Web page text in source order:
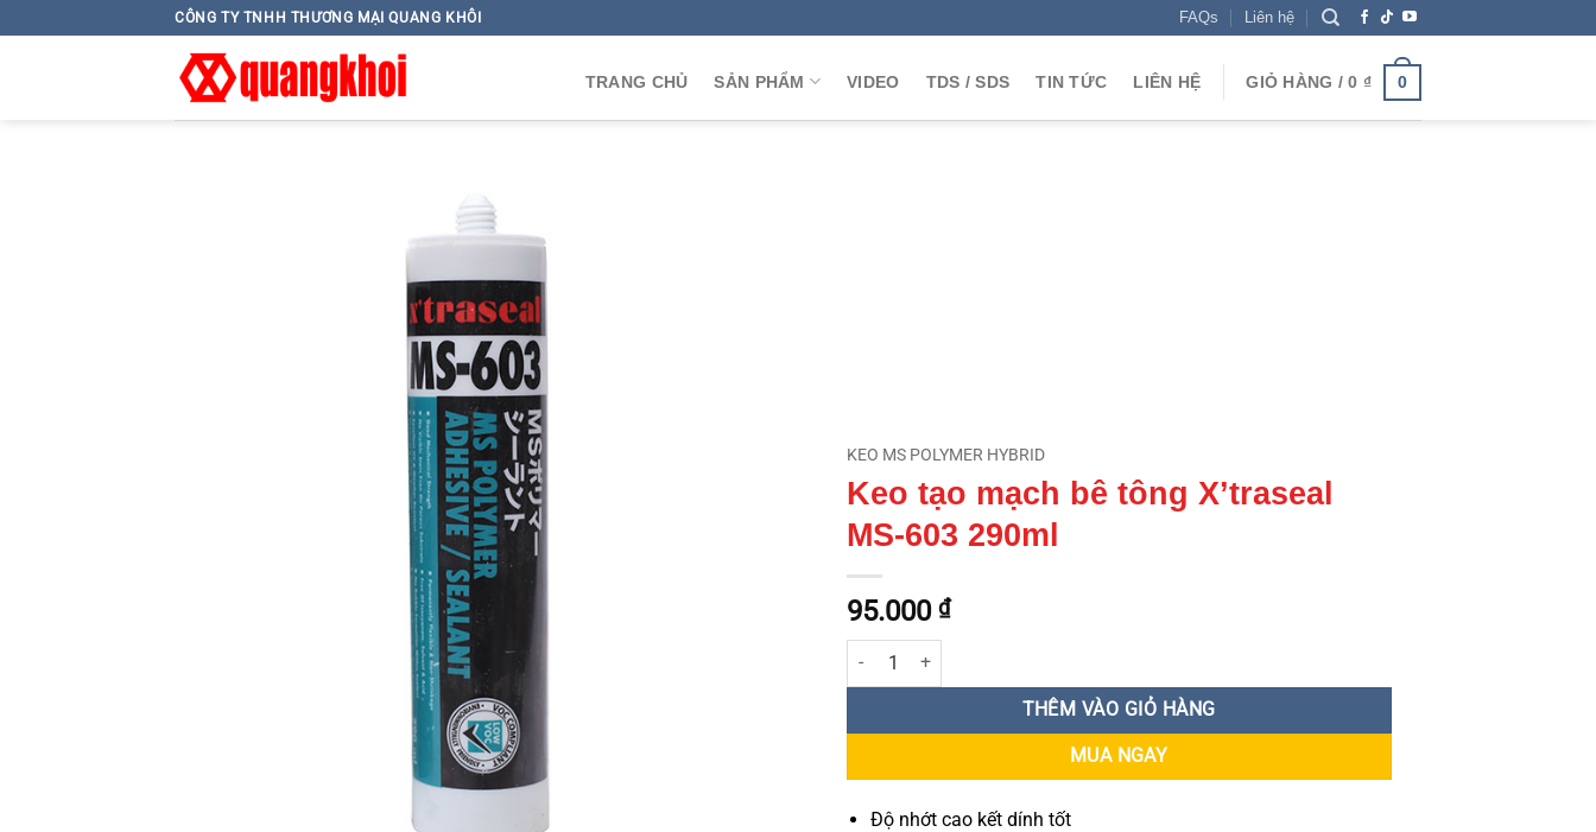
to
CÔNG TY TNHH THƯƠNG MẠI QUANG KHÔI FAQs Liên hệ
TRANG CHỦ SẢN PHẨM VIDEO TDS / SDS TIN TỨC LIÊN HỆ GIỎ HÀNG /0 ₫ 0
KEO MS POLYMER HYBRID
Keo tạo mạch bê tông X’traseal
MS-603 290ml
95.000 ₫
Keo tạo mạch bê tông X'traseal MS-603 290ml số lượng
THÊM VÀO GIỎ HÀNG
MUA NGAY
Độ nhớt cao kết dính tốt